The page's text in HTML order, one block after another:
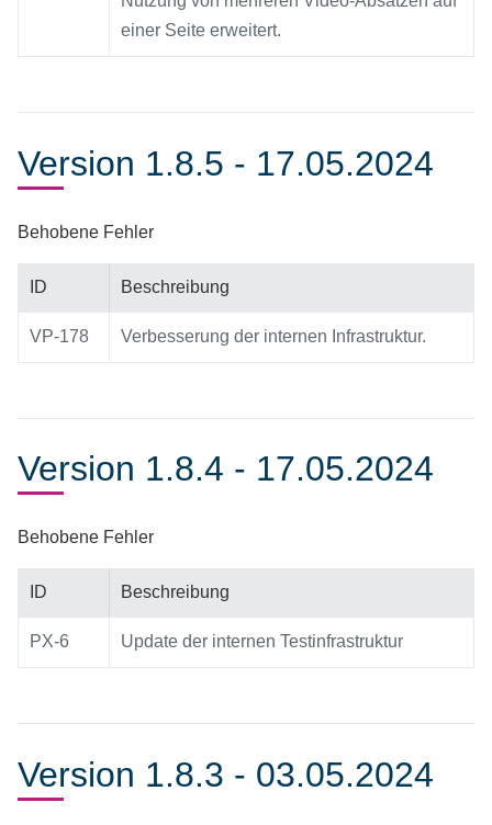
einer Seite erweitert.
Version 1.8.5 - 17.05.2024
Behobene Fehler
ID Beschreibung
VP-178 Verbesserung der internen Infrastruktur.
Version 1.8.4 - 17.05.2024
Behobene Fehler
ID Beschreibung
PX-6 Update der internen Testinfrastruktur
Version 1.8.3 - 03.05.2024